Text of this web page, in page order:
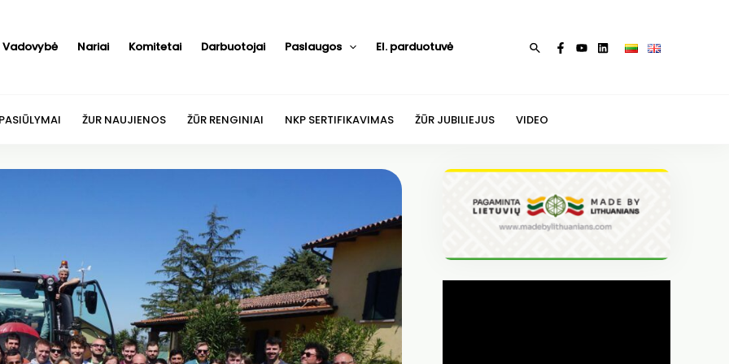
Vadovybė Nariai Komitetai Darbuotojai Paslaugos El. parduotuvė Paieška
ŽUR NAUJIENOS ŽŪR RENGINIAI NKP SERTIFIKAVIMAS ŽŪR JUBILIEJUS VIDEO